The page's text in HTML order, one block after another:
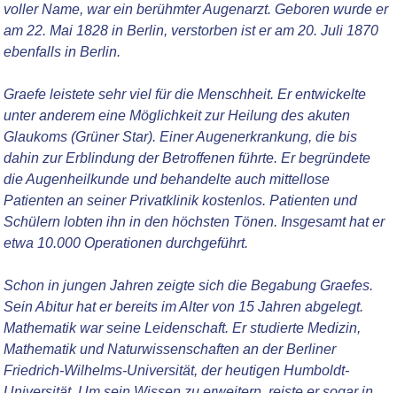
voller Name, war ein berühmter Augenarzt. Geboren wurde er
am 22. Mai 1828 in Berlin, verstorben ist er am 20. Juli 1870
ebenfalls in Berlin.
Graefe leistete sehr viel für die Menschheit. Er entwickelte
unter anderem eine Möglichkeit zur Heilung des akuten
Glaukoms (Grüner Star). Einer Augenerkrankung, die bis
dahin zur Erblindung der Betroffenen führte. Er begründete
die Augenheilkunde und behandelte auch mittellose
Patienten an seiner Privatklinik kostenlos. Patienten und
Schülern lobten ihn in den höchsten Tönen. Insgesamt hat er
etwa 10.000 Operationen durchgeführt.
Schon in jungen Jahren zeigte sich die Begabung Graefes.
Sein Abitur hat er bereits im Alter von 15 Jahren abgelegt.
Mathematik war seine Leidenschaft. Er studierte Medizin,
Mathematik und Naturwissenschaften an der Berliner
Friedrich-Wilhelms-Universität, der heutigen Humboldt-